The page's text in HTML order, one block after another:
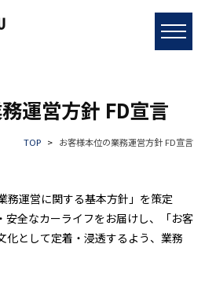
運営方針 FD宣言
TOP お客様本位の業務運営方針 FD宣言
務運営に関する基本方針」を策定
安全なカーライフをお届けし、「お客
化として定着・浸透するよう、業務